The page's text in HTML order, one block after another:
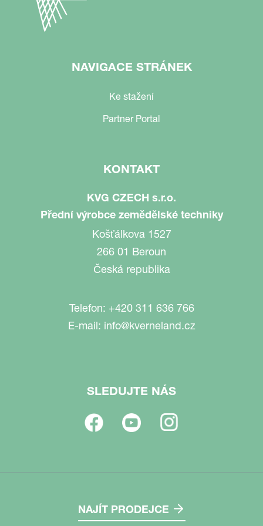
NAVIGACE STRÁNEK
Ke stažení
Partner Portal
KONTAKT
KVG CZECH s.r.o.
Přední výrobce zemědělské techniky
Košťálkova 1527
266 01 Beroun
Česká republika
Telefon: +420 311 636 766
E-mail: info@kverneland.cz
SLEDUJTE NÁS
NAJÍT PRODEJCE